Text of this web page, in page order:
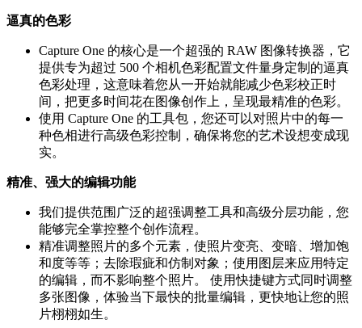
逼真的色彩
Capture One 的核心是一个超强的 RAW 图像转换器，它
提供专为超过 500 个相机色彩配置文件量身定制的逼真
色彩处理，这意味着您从一开始就能减少色彩校正时
间，把更多时间花在图像创作上，呈现最精准的色彩。
使用 Capture One 的工具包，您还可以对照片中的每一
种色相进行高级色彩控制，确保将您的艺术设想变成现
实。
精准、强大的编辑功能
我们提供范围广泛的超强调整工具和高级分层功能，您
能够完全掌控整个创作流程。
精准调整照片的多个元素，使照片变亮、变暗、增加饱
和度等等；去除瑕疵和仿制对象；使用图层来应用特定
的编辑，而不影响整个照片。 使用快捷键方式同时调整
多张图像，体验当下最快的批量编辑，更快地让您的照
片栩栩如生。